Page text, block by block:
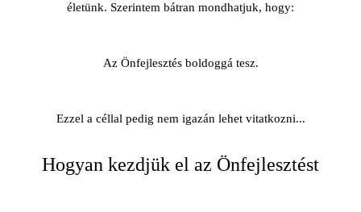
életünk. Szerintem bátran mondhatjuk, hogy:
Az Önfejlesztés boldoggá tesz.
Ezzel a céllal pedig nem igazán lehet vitatkozni...
Hogyan kezdjük el az Önfejlesztést